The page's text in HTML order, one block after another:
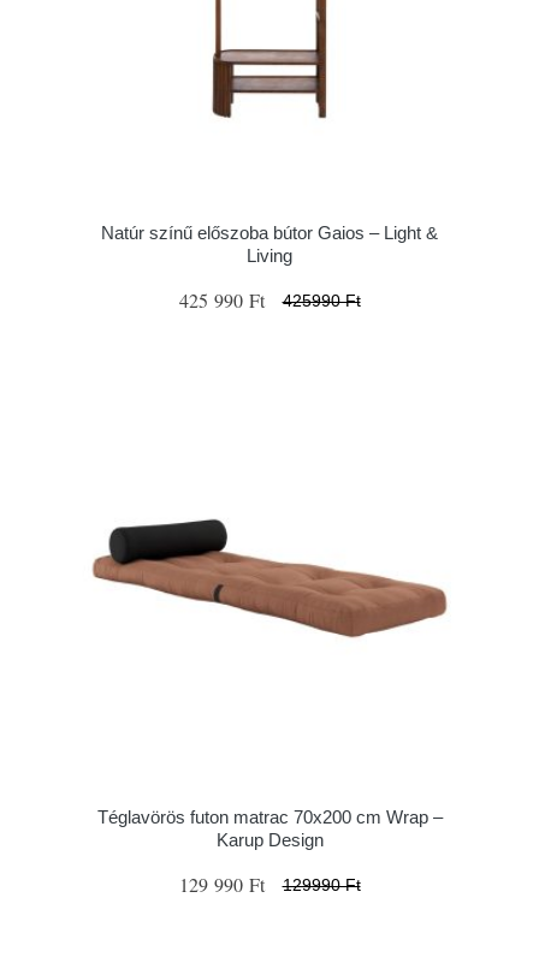
Natúr színű előszoba bútor Gaios – Light &
Living
425 990 Ft 425990 Ft
Téglavörös futon matrac 70x200 cm Wrap –
Karup Design
129 990 Ft 129990 Ft